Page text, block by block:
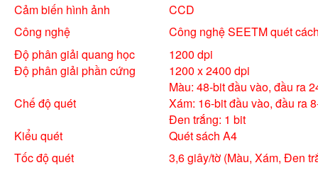
Cảm biến hình ảnh
CCD
Công nghệ
Công nghệ SEETM quét
Độ phân giải quang học
1200 dpi
Độ phân giải phần cứng
1200 x 2400 dpi
Chế độ quét
Màu: 48-bit đầu vào, đầu ra
Xám: 16-bit đầu vào, đầu ra
Đen trắng: 1 bit
Kiểu quét
Quét sách A4
Tốc độ quét
3,6 giây/tờ (Màu, Xám, Đen